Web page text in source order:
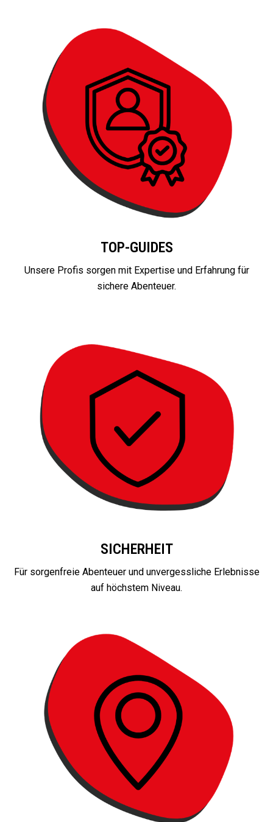
TOP-GUIDES
Unsere Profis sorgen mit Expertise und Erfahrung für
sichere Abenteuer.
SICHERHEIT
Für sorgenfreie Abenteuer und unvergessliche Erlebnisse
auf höchstem Niveau.